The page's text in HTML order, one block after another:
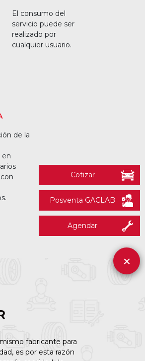
Cotizar
Posventa GACLAB
Agendar
El consumo del
servicio puede ser
realizado por
cualquier usuario.
de la
en
fabricante para
es por esta razón